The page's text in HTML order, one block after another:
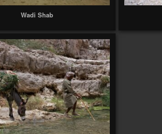
Wadi Shab